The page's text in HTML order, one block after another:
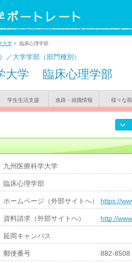
大学 > 臨床心理学部
／大学学部（部門種別）
大学 臨床心理学部
学生生活支援 進路・就職情報 様々な
九州医療科学大学
臨床心理学部
ホームページ（外部サイトへ） https://
資料請求（外部サイトへ） http://
延岡キャンパス
郵便番号 882-8508